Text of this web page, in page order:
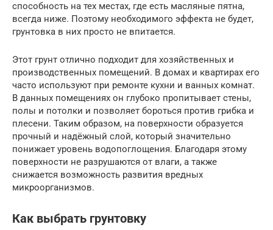
способность на тех местах, где есть масляные пятна,
всегда ниже. Поэтому необходимого эффекта не будет,
грунтовка в них просто не впитается.
Этот грунт отлично подходит для хозяйственных и
производственных помещений. В домах и квартирах его
часто используют при ремонте кухни и ванных комнат.
В данных помещениях он глубоко пропитывает стены,
полы и потолки и позволяет бороться против грибка и
плесени. Таким образом, на поверхности образуется
прочный и надёжный слой, который значительно
понижает уровень водопоглощения. Благодаря этому
поверхности не разрушаются от влаги, а также
снижается возможность развития вредных
микроорганизмов.
Как выбрать грунтовку